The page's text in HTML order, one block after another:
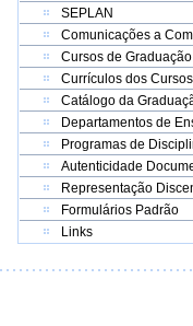
SEPLAN
Comunicações a
Cursos de Graduação
Currículos dos Cursos
Catálogo da
Departamentos de
Programas de
Autenticidade
Representação
Formulários Padrão
Links